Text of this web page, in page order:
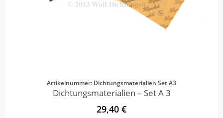
Artikelnummer: Dichtungsmaterialien Set A3
Dichtungsmaterialien – Set A 3
29,40 €